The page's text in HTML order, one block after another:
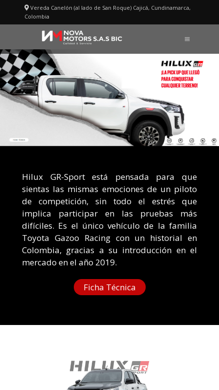
Vereda Canelón (al lado de San Roque) Cajicá, Cundinamarca,
Colombia
MENÚ
HILUX GR-S
Hilux GR-Sport está pensada para que
sientas las mismas emociones de un piloto
de competición, sin todo el estrés que
implica participar en las pruebas más
difíciles. Es el único vehículo de la familia
Toyota Gazoo Racing con un historial en
Colombia, gracias a su introducción en el
mercado en el año 2019.
Ficha Técnica